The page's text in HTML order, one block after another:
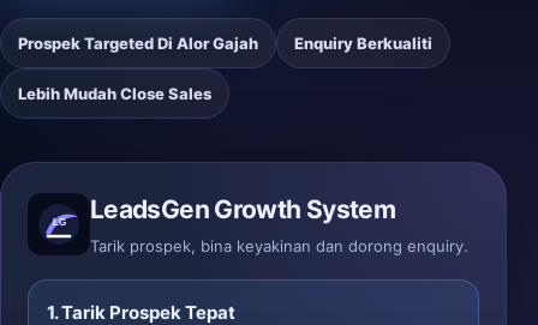
Prospek Targeted Di Alor Gajah Enquiry Berkualiti
Lebih Mudah Close Sales
LeadsGen Growth System
Tarik prospek, bina keyakinan dan dorong enquiry.
1. Tarik Prospek Tepat